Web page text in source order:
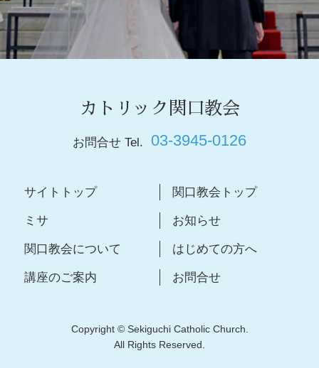
カトリック関口教会
お問合せ Tel. 03-3945-0126
サイトトップ 関口教会トップ
ミサ お知らせ
関口教会について はじめての方へ
講座のご案内 お問合せ
Copyright © Sekiguchi Catholic Church.
All Rights Reserved.